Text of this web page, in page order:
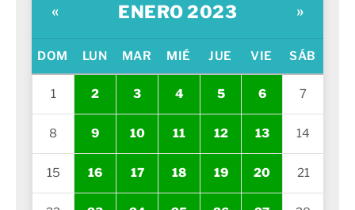
« ENERO 2023 »
DOM LUN MAR MIÉ JUE VIE SÁB
1 2 3 4 5 6 7
8 9 10 11 12 13 14
15 16 17 18 19 20 21